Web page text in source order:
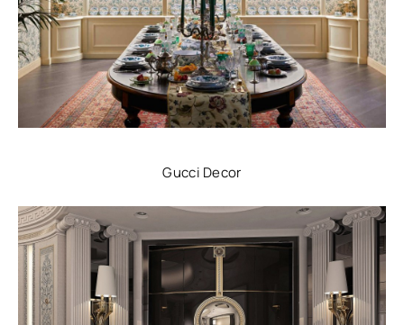
Gucci Decor